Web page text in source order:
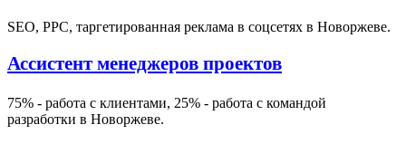
SEO, PPC, таргетированная реклама в соцсетях в Новоржеве.
Ассистент менеджеров проектов
75% - работа с клиентами, 25% - работа с командой
разработки в Новоржеве.